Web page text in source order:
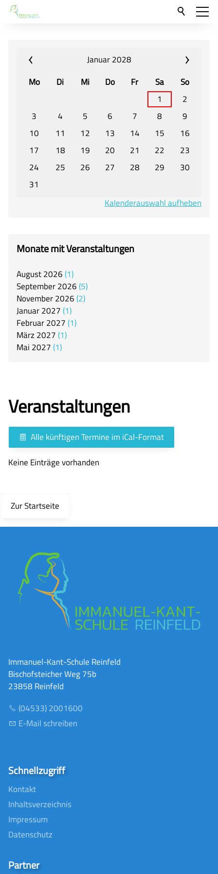
Neu hier?
Für Eltern und Schüler
Veranstaltungen und Termine
Unser Unterricht - Fachcurricula
Unsere Konzepte
Downloads
Unter-, Mittel und Oberstufe
Offener Ganztag
Mensa
Unsere Schulgemeinschaft
Kontakt
🇬🇧
Januar 2028
Mo
Di Mi Do Fr Sa
So
1
2
3
4 5 6 7 8
9
10
11 12 13 14 15
16
17
18 19 20 21 22
23
24
25 26 27 28 29
30
31
Kalenderauswahl aufheben
Monate mit Veranstaltungen
August2026 1
September2026 5
November2026 2
Januar2027 1
Februar2027 1
März 2027 1
Mai 2027 1
Veranstaltungen
Alle künftigen Termine im iCal-Format
Keine Einträge vorhanden
Zur Startseite
Immanuel-Kant-Schule Reinfeld
Bischofsteicher Weg 75b
23858 Reinfeld
(04533) 2001600
E-Mail schreiben
Schnellzugriff
Kontakt
Inhaltsverzeichnis
Impressum
Datenschutz
Partner